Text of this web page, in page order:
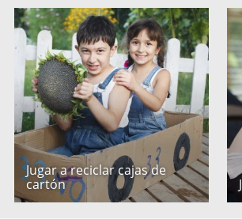
Jugar a reciclar cajas de
cartón